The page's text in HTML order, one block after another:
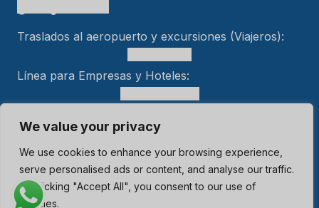
We value your privacy
We use cookies to enhance your browsing experience,
serve personalised ads or content, and analyse our traffic.
By clicking "Accept All", you consent to our use of
cookies.
Traslados al aeropuerto y excursiones (Viajeros):
Línea para Empresas y Hoteles:
2025 Cielo Travel. Todos los derechos reservados.
Registro Nacional de Turismo: 265629